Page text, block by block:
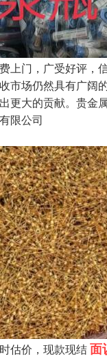
上门，广受好评，
市场仍然具有广阔
更大的贡献。贵金
限公司
估价，现款现结面